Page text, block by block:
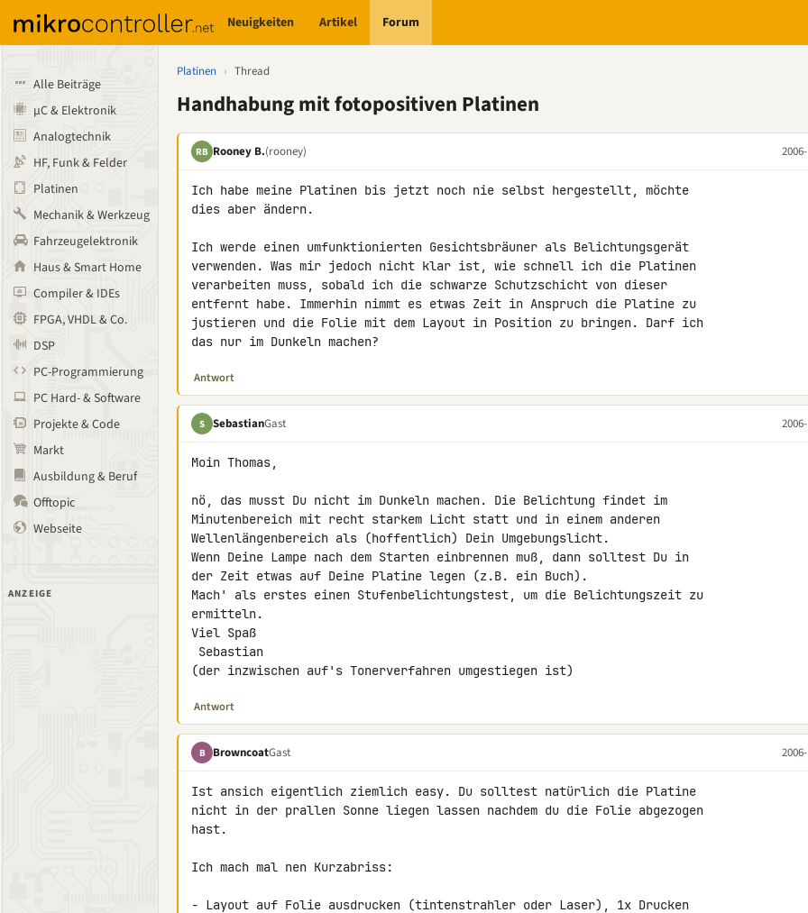
Neuigkeiten Artikel Forum
Alle Beiträge
µC & Elektronik
Analogtechnik
HF, Funk & Felder
Platinen
Mechanik & Werkzeug
Fahrzeugelektronik
Haus & Smart Home
Compiler & IDEs
FPGA, VHDL & Co.
DSP
PC-Programmierung
PC Hard- & Software
Projekte & Code
Markt
Ausbildung & Beruf
Offtopic
Webseite
ANZEIGE
Platinen › Thread
Handhabung mit fotopositiven Platinen
RB Rooney B.(rooney)
Ich habe meine Platinen bis jetzt noch nie selbst hergestellt, möchte
dies aber ändern.
Ich werde einen umfunktionierten Gesichtsbräuner als Belichtungsgerät
verwenden. Was mir jedoch nicht klar ist, wie schnell ich die Platinen
verarbeiten muss, sobald ich die schwarze Schutzschicht von dieser
entfernt habe. Immerhin nimmt es etwas Zeit in Anspruch die Platine zu
justieren und die Folie mit dem Layout in Position zu bringen. Darf ich
das nur im Dunkeln machen?
Antwort
S SebastianGast
Moin Thomas,
nö, das musst Du nicht im Dunkeln machen. Die Belichtung findet im
Minutenbereich mit recht starkem Licht statt und in einem anderen
Wellenlängenbereich als (hoffentlich) Dein Umgebungslicht.
Wenn Deine Lampe nach dem Starten einbrennen muß, dann solltest Du in
der Zeit etwas auf Deine Platine legen (z.B. ein Buch).
Mach' als erstes einen Stufenbelichtungstest, um die Belichtungszeit zu
ermitteln.
Viel Spaß
(der inzwischen auf's Tonerverfahren umgestiegen ist)
Antwort
B BrowncoatGast
Ist ansich eigentlich ziemlich easy. Du solltest natürlich die Platine
nicht in der prallen Sonne liegen lassen nachdem du die Folie abgezogen
hast.
Ich mach mal nen Kurzabriss:
- Layout auf Folie ausdrucken (tintenstrahler oder Laser), 1x Drucken